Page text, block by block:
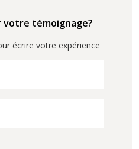
votre témoignage?
écrire votre expérience